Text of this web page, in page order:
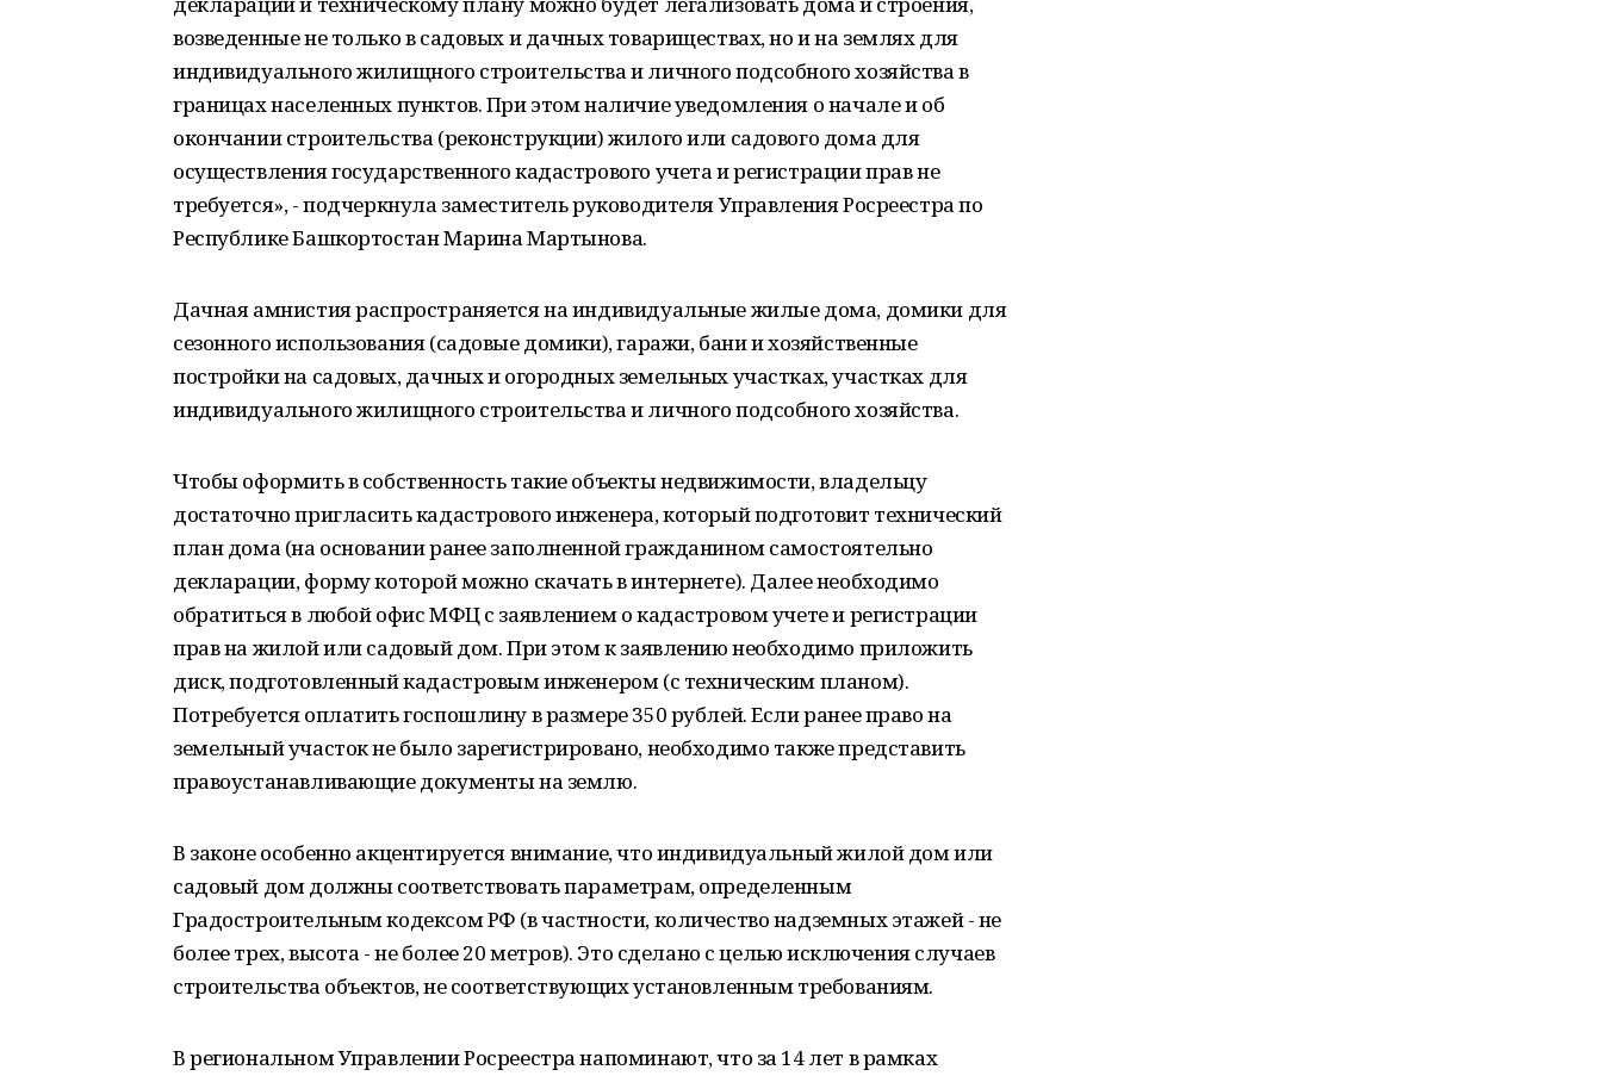
возведенные не только в садовых и дачных товариществах, но и на землях для
индивидуального жилищного строительства и личного подсобного хозяйства в
границах населенных пунктов. При этом наличие уведомления о начале и об
окончании строительства (реконструкции) жилого или садового дома для
осуществления государственного кадастрового учета и регистрации прав не
требуется», - подчеркнула заместитель руководителя Управления Росреестра по
Республике Башкортостан Марина Мартынова.
Дачная амнистия распространяется на индивидуальные жилые дома, домики для
сезонного использования (садовые домики), гаражи, бани и хозяйственные
постройки на садовых, дачных и огородных земельных участках, участках для
индивидуального жилищного строительства и личного подсобного хозяйства.
Чтобы оформить в собственность такие объекты недвижимости, владельцу
достаточно пригласить кадастрового инженера, который подготовит технический
план дома (на основании ранее заполненной гражданином самостоятельно
декларации, форму которой можно скачать в интернете). Далее необходимо
обратиться в любой офис МФЦ с заявлением о кадастровом учете и регистрации
прав на жилой или садовый дом. При этом к заявлению необходимо приложить
диск, подготовленный кадастровым инженером (с техническим планом).
Потребуется оплатить госпошлину в размере 350 рублей. Если ранее право на
земельный участок не было зарегистрировано, необходимо также представить
правоустанавливающие документы на землю.
В законе особенно акцентируется внимание, что индивидуальный жилой дом или
садовый дом должны соответствовать параметрам, определенным
Градостроительным кодексом РФ (в частности, количество надземных этажей - не
более трех, высота - не более 20 метров). Это сделано с целью исключения случаев
строительства объектов, не соответствующих установленным требованиям.
В региональном Управлении Росреестра напоминают, что за 14 лет в рамках